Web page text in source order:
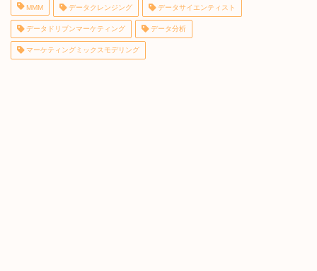
MMM データクレンジング データサイエンティスト
データドリブンマーケティング データ分析
マーケティングミックスモデリング